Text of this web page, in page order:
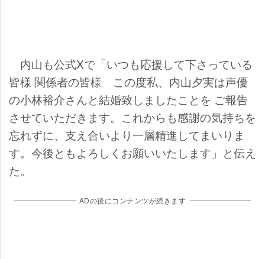
内山も公式Xで「いつも応援して下さっている
皆様 関係者の皆様 この度私、内山夕実は声優
の小林裕介さんと結婚致しましたことを ご報告
させていただきます。これからも感謝の気持ちを
忘れずに、支え合いより一層精進してまいりま
す。今後ともよろしくお願いいたします」と伝え
た。
ADの後にコンテンツが続きます